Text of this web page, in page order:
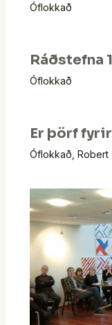
Óflokkað
Ráðstefna
Óflokkað
Er þörf
Óflokkað Robert